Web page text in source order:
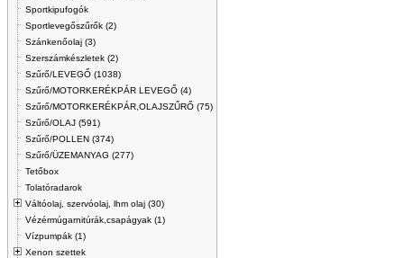
Sportkipufogók
Sportlevegőszűrők (2)
Szánkenőolaj (3)
Szerszámkészletek (2)
Szűrő/LEVEGŐ (1038)
Szűrő/MOTORKERÉKPÁR LEVEGŐ (4)
Szűrő/MOTORKERÉKPÁR,OLAJSZŰRŐ (75)
Szűrő/OLAJ (591)
Szűrő/POLLEN (374)
Szűrő/ÜZEMANYAG (277)
Tetőbox
Tolatóradarok
Váltóolaj, szervóolaj, lhm olaj (30)
Vézérmúgarnitúrák,csapágyak (1)
Vízpumpák (1)
Xenon szettek